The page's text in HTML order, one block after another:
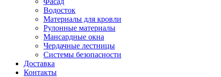
Водосток
Материалы для кровли
Рулонные материалы
Мансардные окна
Чердачные лестницы
Системы безопасности
Доставка
Контакты